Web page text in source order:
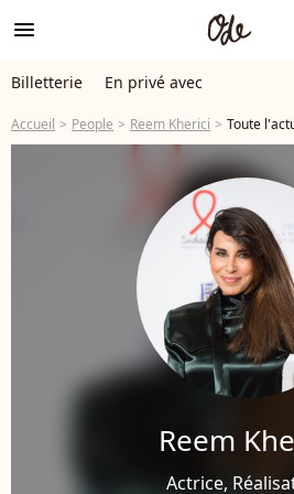
menu
Billetterie En privé avec
Accueil People Reem Kherici Toute
Reem
Actrice,